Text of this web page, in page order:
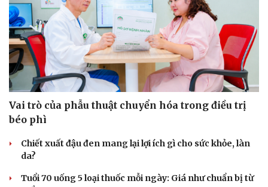
Vai trò của phẫu thuật chuyển hóa trong điều trị
béo phì
Chiết xuất đậu đen mang lại lợi ích gì cho sức khỏe, làn
da?
Tuổi 70 uống 5 loại thuốc mỗi ngày: Giá như chuẩn bị từ